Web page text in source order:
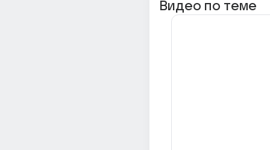
Видео по теме